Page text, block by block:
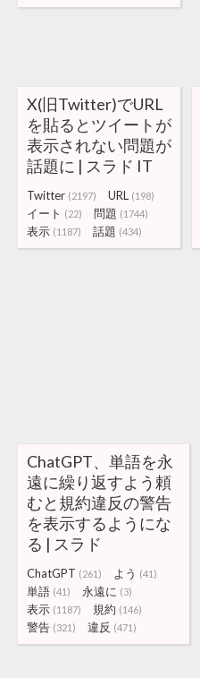
X(旧Twitter)でURL
を貼るとツイートが
表示されない問題が
話題に | スラド IT
Twitter (2197) URL (198)
イート (22) 問題 (1744)
表示 (1187) 話題 (434)
ChatGPT、単語を永
遠に繰り返すよう頼
むと規約違反の警告
を表示するようにな
る | スラド
ChatGPT (261) よう (41)
単語 (41) 永遠に (3)
表示 (1187) 規約 (146)
警告 (321) 違反 (471)